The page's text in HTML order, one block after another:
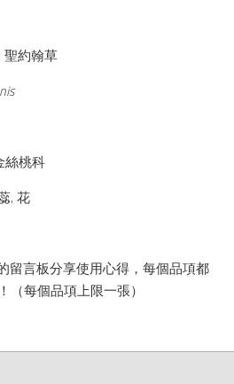
聖約翰草
桃科
, 花
留言板分享使用心得，每個品項都
（每個品項上限一張）